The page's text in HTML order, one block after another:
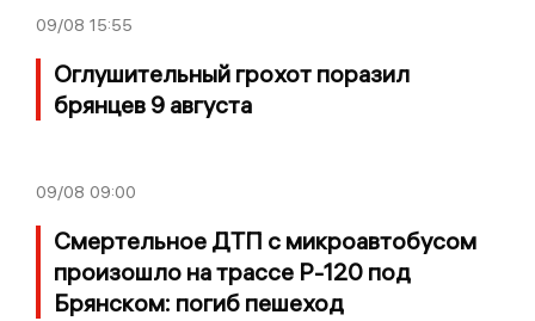
09/08 15:55
Оглушительный грохот поразил
брянцев 9 августа
09/08 09:00
Смертельное ДТП с микроавтобусом
произошло на трассе Р-120 под
Брянском: погиб пешеход